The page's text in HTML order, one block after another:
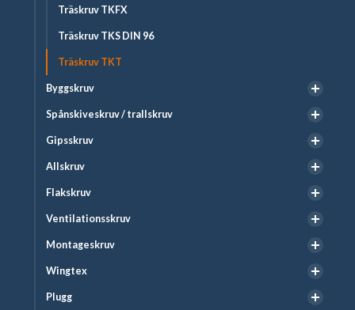
Träskruv TKFX
Träskruv TKS DIN 96
Träskruv TKT
Byggskruv
Spånskiveskruv / trallskruv
Gipsskruv
Allskruv
Flakskruv
Ventilationsskruv
Montageskruv
Wingtex
Plugg